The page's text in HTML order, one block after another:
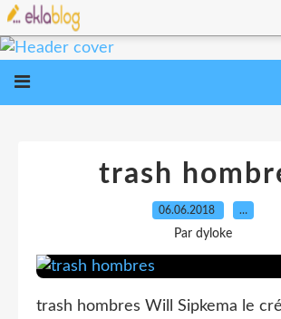
trash
06.06.2018 …
Par dyloke
trash hombres Will Sipkema le